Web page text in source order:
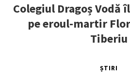
Colegiul Dragoș Vodă
pe eroul-martir
Tiberiu
ȘTIRI